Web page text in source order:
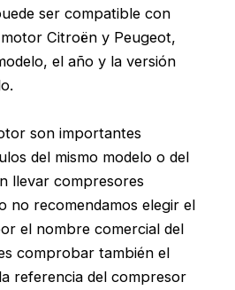
ser compatible con
Citroën y Peugeot,
el año y la versión
son importantes
del mismo modelo o del
llevar compresores
no recomendamos elegir el
el nombre comercial del
comprobar también el
referencia del compresor